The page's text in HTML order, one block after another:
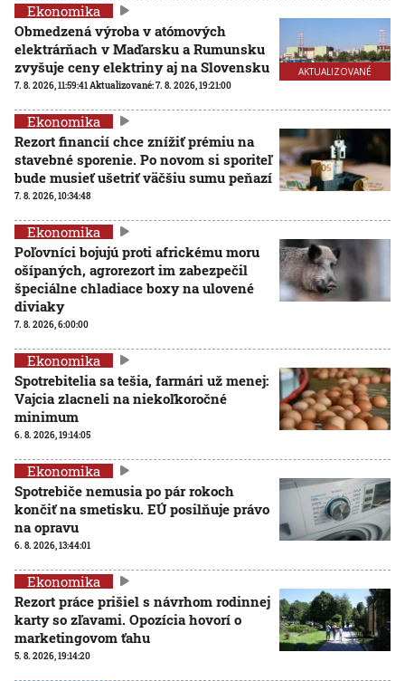
AKTUALIZOVANÉ
Ekonomika
Obmedzená výroba v atómových
elektrárňach v Maďarsku a Rumunsku
zvyšuje ceny elektriny aj na Slovensku
7. 8. 2026, 11:59:41Aktualizované:7. 8. 2026, 19:21:00
Ekonomika
Rezort financií chce znížiť prémiu na
stavebné sporenie. Po novom si sporiteľ
bude musieť ušetriť väčšiu sumu peňazí
7. 8. 2026, 10:34:48
Ekonomika
Poľovníci bojujú proti africkému moru
ošípaných, agrorezort im zabezpečil
špeciálne chladiace boxy na ulovené
diviaky
7. 8. 2026, 6:00:00
Ekonomika
Spotrebitelia sa tešia, farmári už menej:
Vajcia zlacneli na niekoľkoročné
minimum
6. 8. 2026, 19:14:05
Ekonomika
Spotrebiče nemusia po pár rokoch
končiť na smetisku. EÚ posilňuje právo
na opravu
6. 8. 2026, 13:44:01
Ekonomika
Rezort práce prišiel s návrhom rodinnej
karty so zľavami. Opozícia hovorí o
marketingovom ťahu
5. 8. 2026, 19:14:20